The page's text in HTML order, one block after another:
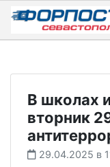
Skip
content
В школах
вторник
29.04.2025 в